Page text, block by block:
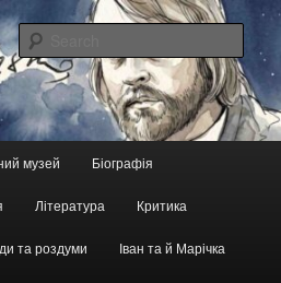
Віртуальний
сценарист
музей Біографія
Література Критика
та роздуми Іван та й Марічка